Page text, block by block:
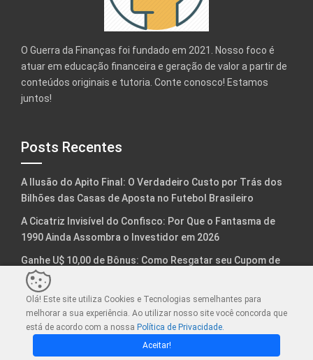
O Guerra da Finanças foi fundado em 2021. Nosso foco é
atuar em educação financeira e geração de valor a partir de
conteúdos originais e tutoria. Conte conosco! Estamos
juntos!
Posts Recentes
A Ilusão do Apito Final: O Verdadeiro Custo por Trás dos
Bilhões das Casas de Aposta no Futebol Brasileiro
A Cicatriz Invisível do Confisco: Por Que o Fantasma de
1990 Ainda Assombra o Investidor em 2026
Ganhe U$ 10,00 de Bônus: Como Resgatar seu Cupom de
Novo Usuário na Binance
Aposentadoria – O Guia Definitivo para a Liberdade
Perpétua
Previdência Privada: O Veículo Ainda é Extraordinário. Não
Deixe o Ruído Arruinar Seu Futuro
Olá! Este site utiliza Cookies e Tecnologias semelhantes para
melhorar a sua experiência. Ao utilizar nosso site você concorda que
está de acordo com a nossa Política de Privacidade.
Aceitar!